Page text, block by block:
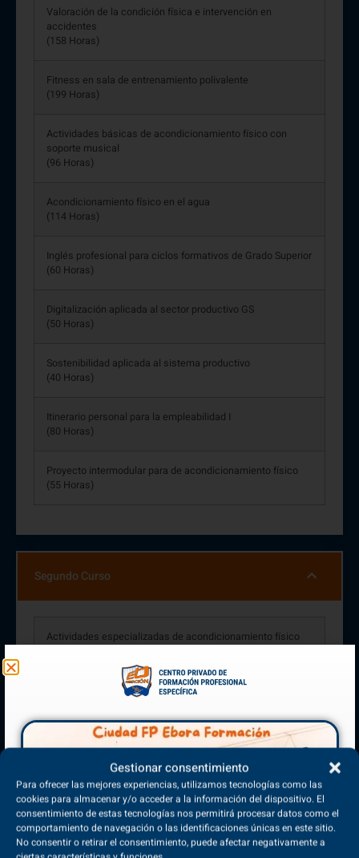
Gestionar consentimiento
Para ofrecer las mejores experiencias, utilizamos tecnologías como las
cookies para almacenar y/o acceder a la información del dispositivo. El
consentimiento de estas tecnologías nos permitirá procesar datos como el
comportamiento de navegación o las identificaciones únicas en este sitio.
No consentir o retirar el consentimiento, puede afectar negativamente a
Valoración de la condición física e intervención en
accidentes
(158 Horas)
Fitness en sala de entrenamiento polivalente
(199 Horas)
Actividades básicas de acondicionamiento físico con
soporte musical
(96 Horas)
Acondicionamiento físico en el agua
(114 Horas)
Inglés profesional para ciclos formativos de Grado Superior
(60 Horas)
Digitalización aplicada al sector productivo GS
(50 Horas)
Sostenibilidad aplicada al sistema productivo
(40 Horas)
Itinerario personal para la empleabilidad I
(80 Horas)
Proyecto intermodular para de acondicionamiento físico
(55 Horas)
Segundo Curso
Actividades especializadas de acondicionamiento físico
(220 Horas)
Itinerario personal para la empleabilidad II
(60 Horas)